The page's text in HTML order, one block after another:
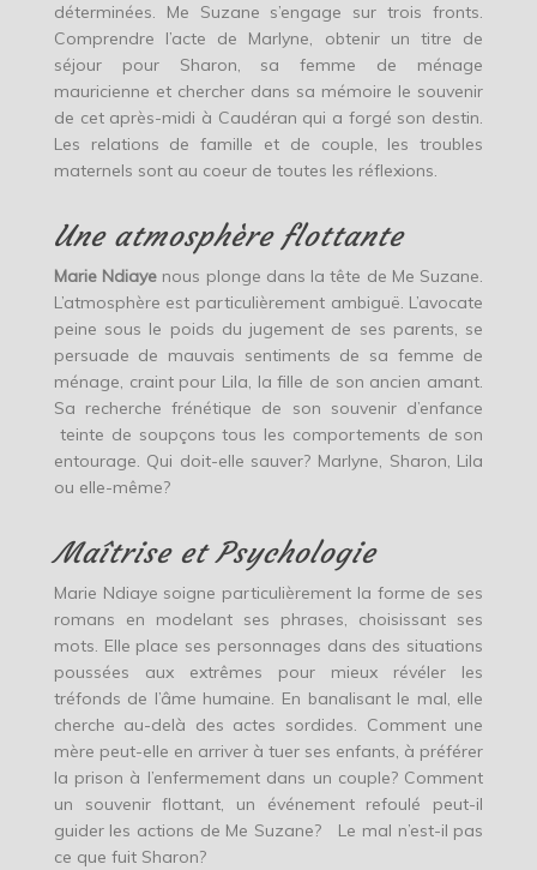
déterminées. Me Suzane s’engage sur trois fronts.
Comprendre l’acte de Marlyne, obtenir un titre de
séjour pour Sharon, sa femme de ménage
mauricienne et chercher dans sa mémoire le souvenir
de cet après-midi à Caudéran qui a forgé son destin.
Les relations de famille et de couple, les troubles
maternels sont au coeur de toutes les réflexions.
Une atmosphère flottante
Marie Ndiaye nous plonge dans la tête de Me Suzane.
L’atmosphère est particulièrement ambiguë. L’avocate
peine sous le poids du jugement de ses parents, se
persuade de mauvais sentiments de sa femme de
ménage, craint pour Lila, la fille de son ancien amant.
Sa recherche frénétique de son souvenir d’enfance
teinte de soupçons tous les comportements de son
entourage. Qui doit-elle sauver? Marlyne, Sharon, Lila
ou elle-même?
Maîtrise et Psychologie
Marie Ndiaye soigne particulièrement la forme de ses
romans en modelant ses phrases, choisissant ses
mots. Elle place ses personnages dans des situations
poussées aux extrêmes pour mieux révéler les
tréfonds de l’âme humaine. En banalisant le mal, elle
cherche au-delà des actes sordides. Comment une
mère peut-elle en arriver à tuer ses enfants, à préférer
la prison à l’enfermement dans un couple? Comment
un souvenir flottant, un événement refoulé peut-il
guider les actions de Me Suzane? Le mal n’est-il pas
ce que fuit Sharon?